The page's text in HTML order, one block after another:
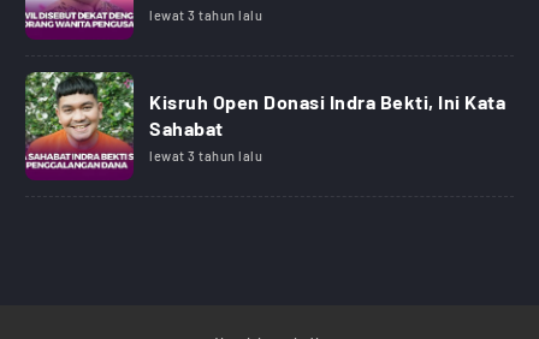
lewat 3 tahun lalu
Kisruh Open Donasi Indra Bekti, Ini Kata
Sahabat
lewat 3 tahun lalu